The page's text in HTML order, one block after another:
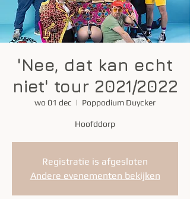
'Nee, dat kan echt
niet' tour 2021/2022
wo 01 dec
  |
Poppodium Duycker
Hoofddorp
Registratie is afgesloten
Andere evenementen bekijken